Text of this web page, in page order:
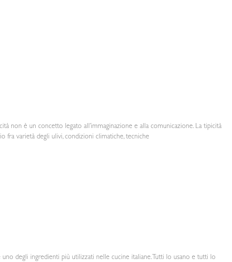
non è un concetto legato all’immaginazione e alla comunicazione. La tipicità
fra varietà degli ulivi, condizioni climatiche, tecniche
degli ingredienti più utilizzati nelle cucine italiane. Tutti lo usano e tutti lo